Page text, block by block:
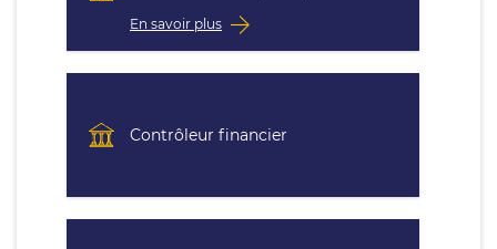
En savoir plus
Contrôleur financier